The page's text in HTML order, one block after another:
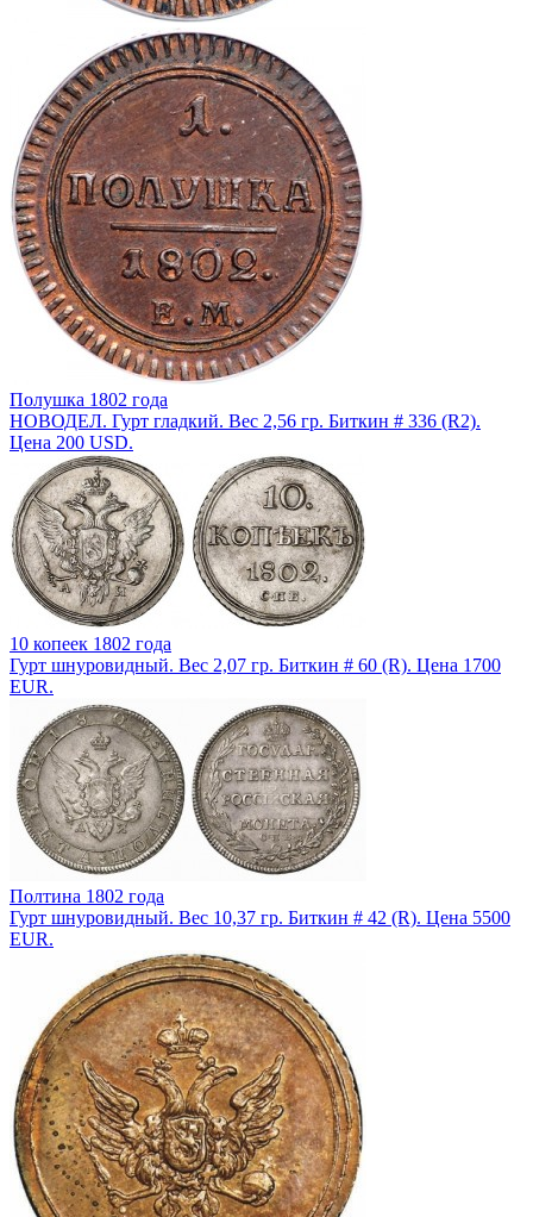
Полушка 1802 года
НОВОДЕЛ. Гурт гладкий. Вес 2,56 гр. Биткин # 336 (R2).
Цена 200 USD.
10 копеек 1802 года
Гурт шнуровидный. Вес 2,07 гр. Биткин # 60 (R). Цена 1700
EUR.
Полтина 1802 года
Гурт шнуровидный. Вес 10,37 гр. Биткин # 42 (R). Цена 5500
EUR.